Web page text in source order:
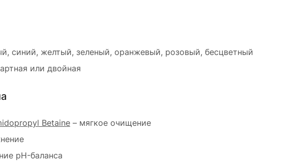
синий, желтый, зеленый, оранжевый, розовый, бесцветный
или двойная
Betaine – мягкое очищение
pH-баланса